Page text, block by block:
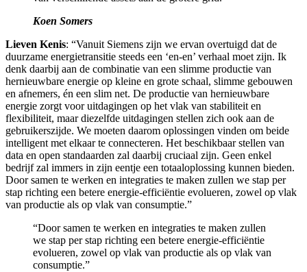
Koen Somers
Lieven Kenis: “Vanuit Siemens zijn we ervan overtuigd dat de
duurzame energietransitie steeds een ‘en-en’ verhaal moet zijn. Ik
denk daarbij aan de combinatie van een slimme productie van
hernieuwbare energie op kleine en grote schaal, slimme gebouwen
en afnemers, én een slim net. De productie van hernieuwbare
energie zorgt voor uitdagingen op het vlak van stabiliteit en
flexibiliteit, maar diezelfde uitdagingen stellen zich ook aan de
gebruikerszijde. We moeten daarom oplossingen vinden om beide
intelligent met elkaar te connecteren. Het beschikbaar stellen van
data en open standaarden zal daarbij cruciaal zijn. Geen enkel
bedrijf zal immers in zijn eentje een totaaloplossing kunnen bieden.
Door samen te werken en integraties te maken zullen we stap per
stap richting een betere energie-efficiëntie evolueren, zowel op vlak
van productie als op vlak van consumptie.”
“Door samen te werken en integraties te maken zullen
we stap per stap richting een betere energie-efficiëntie
evolueren, zowel op vlak van productie als op vlak van
consumptie.”